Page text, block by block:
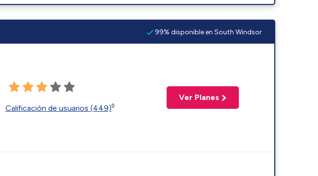
99% disponible en South Windsor
Calificación de usuarios (449)◊
Ver Planes